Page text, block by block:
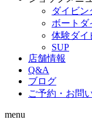
ダイビ
ボートダ
体験ダイ
SUP
店舗情報
Q&A
ブログ
ご予約・お問
menu